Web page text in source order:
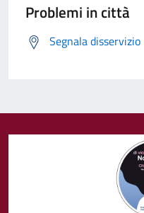
Problemi in città
Segnala disservizio